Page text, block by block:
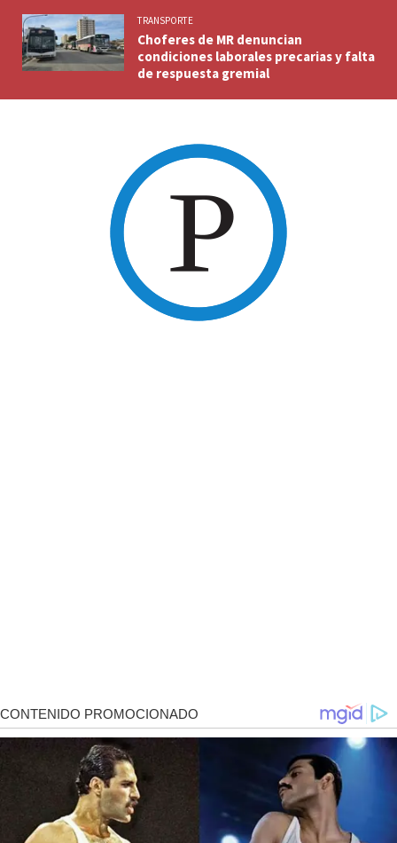
TRANSPORTE
Choferes de MR denuncian
condiciones laborales precarias y falta
de respuesta gremial